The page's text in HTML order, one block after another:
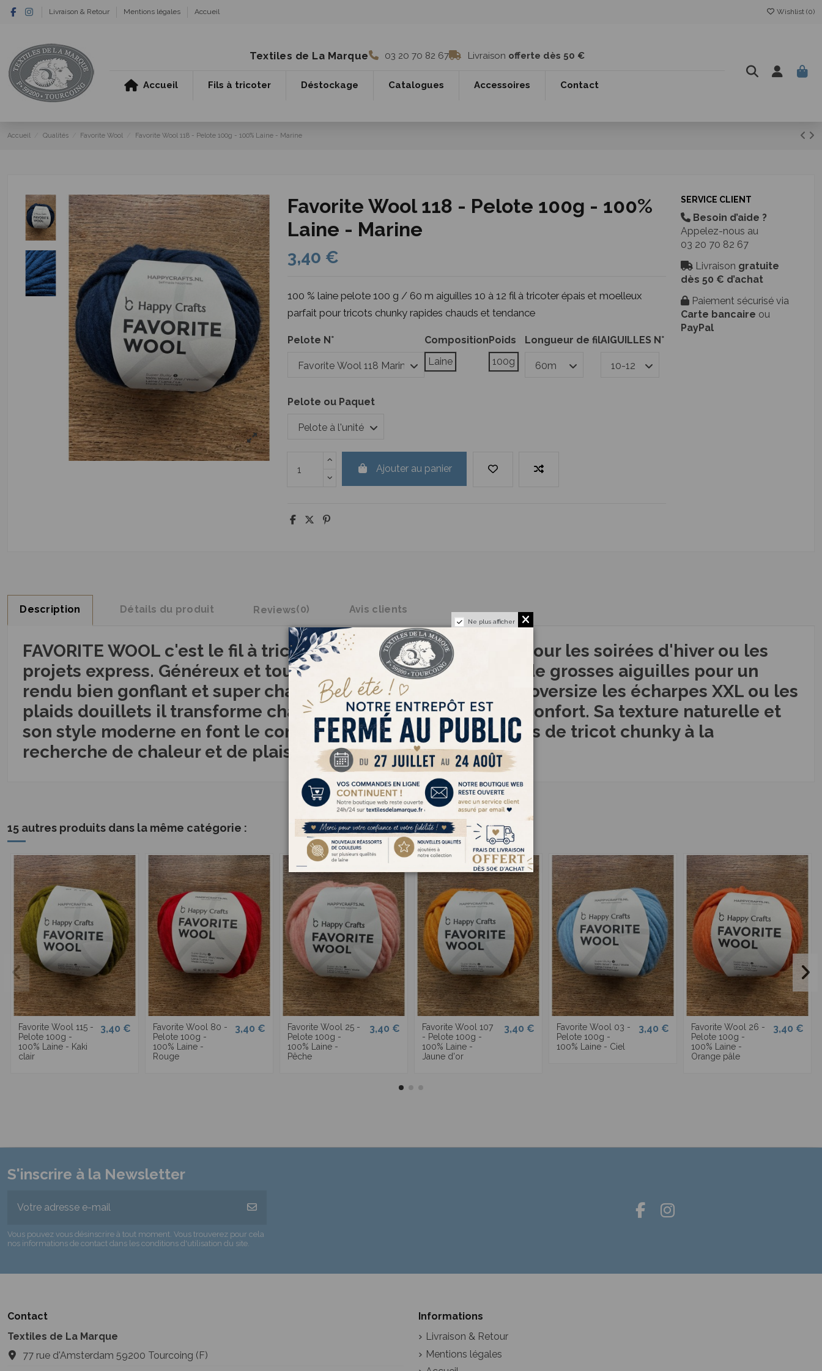
Livraison & Retour Mentions légales Accueil Wishlist (0)
Textiles de La Marque 03 20 70 82 67 Livraison offerte dès 50 €
Accueil Fils à tricoter Déstockage Catalogues Accessoires Contact
Accueil Qualités Favorite Wool Favorite Wool 118 - Pelote 100g - 100% Laine - Marine
Favorite Wool 118 - Pelote 100g - 100%
Laine - Marine
3,40 €
100 % laine pelote 100 g / 60 m aiguilles 10 à 12 fil à tricoter épais et moelleux
parfait pour tricots chunky rapides chauds et tendance
Pelote N°
Composition
Laine
Poids
100g
Longueur de filAIGUILLES N°
Pelote ou Paquet
Ajouter au panier
SERVICE CLIENT
Besoin d’aide ?
Appelez-nous au
03 20 70 82 67
Livraison gratuite
dès 50 € d’achat
Paiement sécurisé via
Carte bancaire ou
PayPal
Description Détails du produit Reviews(0) Avis clients
FAVORITE WOOL c'est le fil à tricoter cocooning qu'on adore pour les soirées d'hiver ou les
projets express. Généreux et tout doux il se tricote vite avec de grosses aiguilles pour un
rendu bien gonflant et super chaleureux. Idéal pour les pulls oversize les écharpes XXL ou les
plaids douillets il transforme chaque maille en une bulle de confort. Sa texture naturelle et
son style moderne en font le compagnon parfait des amateurs de tricot chunky à la
recherche de chaleur et de plaisir immédiat
15 autres produits dans la même catégorie :
Favorite Wool 115 -
Pelote 100g -
100% Laine - Kaki
clair
3,40 €
Favorite Wool 80 -
Pelote 100g -
100% Laine -
Rouge
3,40 €
Favorite Wool 25 -
Pelote 100g -
100% Laine -
Pêche
3,40 €
Favorite Wool 107
- Pelote 100g -
100% Laine -
Jaune d'or
3,40 €
Favorite Wool 03 -
Pelote 100g -
100% Laine - Ciel
3,40 €
Favorite Wool 26 -
Pelote 100g -
100% Laine -
Orange pâle
3,40 €
S'inscrire à la Newsletter
Vous pouvez vous désinscrire à tout moment. Vous trouverez pour cela
nos informations de contact dans les conditions d'utilisation du site.
Contact
Textiles de La Marque
77 rue d'Amsterdam 59200 Tourcoing (F)
Informations
Livraison & Retour
Mentions légales
Ne plus afficher